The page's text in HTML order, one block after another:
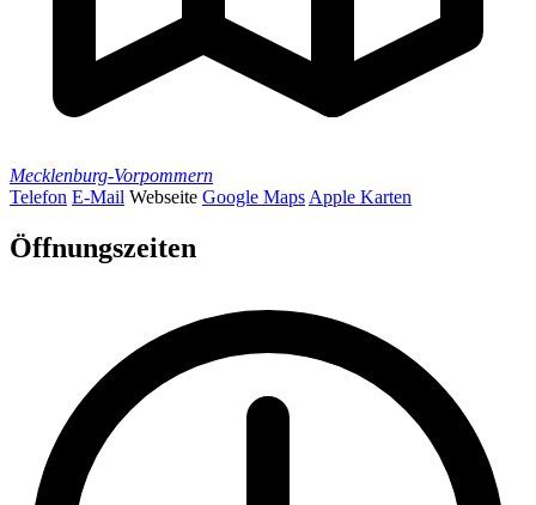
Mecklenburg-Vorpommern
Telefon E-Mail Webseite Google Maps Apple Karten
Öffnungszeiten